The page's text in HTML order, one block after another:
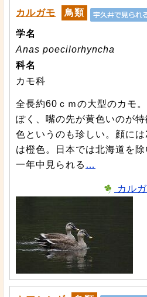
カルガモ 鳥類
学名
Anas poecilorhyncha
科名
カモ科
全長約60ｃｍの大型のカモ
ぽく、嘴の先が黄色いのが
色というのも珍しい。顔に
は橙色。日本では北海道を除
一年中見られる …
カル